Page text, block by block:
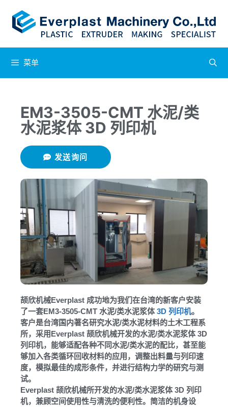
菜单
EM3-3505-CMT 水泥/类
水泥浆体 3D 列印机
发送询问
颉欣机械Everplast 成功地为我们在台湾的新客户安装
了一套EM3-3505-CMT 水泥/类水泥浆体3D 列印机。
客户是台湾国内著名研究水泥/类水泥材料的土木工程系
所，采用Everplast 颉欣机械开发的水泥/类水泥浆体 3D
列印机，能够适配各种不同水泥/类水泥的配比，甚至能
够加入各类循环回收材料的应用，调整出料量与列印速
度，模拟最佳的成形条件，并进行结构力学的研究与测
试。
Everplast 颉欣机械所开发的水泥/类水泥浆体 3D 列印
机，兼顾空间使用性与清洗的便利性。简洁的机身设